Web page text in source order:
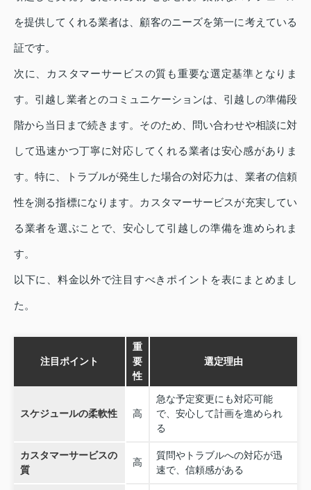
を提供してくれる業者は、顧客のニーズを第一に考えている
証です。
次に、カスタマーサービスの質も重要な選定基準となりま
す。引越し業者とのコミュニケーションは、引越しの準備段
階から当日まで続きます。そのため、問い合わせや相談に対
して迅速かつ丁寧に対応してくれる業者は安心感がありま
す。特に、トラブルが発生した場合の対応力は、業者の信頼
性を測る指標になります。カスタマーサービスが充実してい
る業者を選ぶことで、安心して引越しの準備を進められま
す。
以下に、料金以外で注目すべきポイントを表にまとめまし
た。
注目ポイント
重
要
性
選定理由
スケジュールの柔軟性 高
急な予定変更にも対応可能
で、安心して計画を進められ
る
カスタマーサービスの
質
高
質問やトラブルへの対応が迅
速で、信頼感がある